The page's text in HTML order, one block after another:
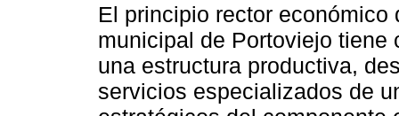
El principio rector
municipal de Portoviejo tiene
una estructura productiva,
servicios especializados de